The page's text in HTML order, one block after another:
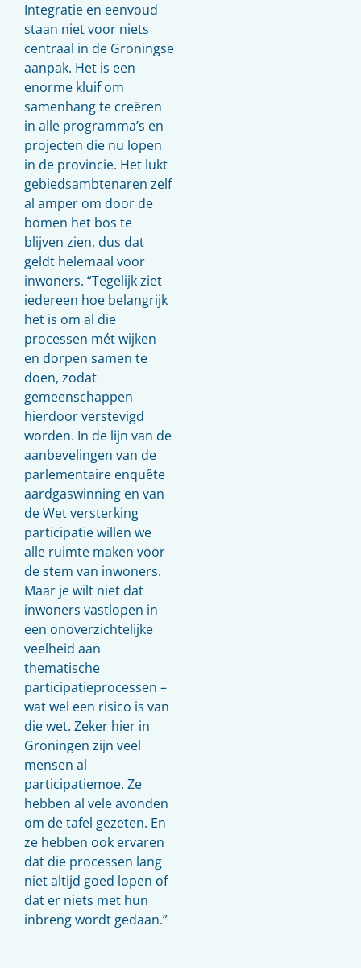
Integratie en eenvoud
staan niet voor niets
centraal in de Groningse
aanpak. Het is een
enorme kluif om
samenhang te creëren
in alle programma’s en
projecten die nu lopen
in de provincie. Het lukt
gebiedsambtenaren zelf
al amper om door de
bomen het bos te
blijven zien, dus dat
geldt helemaal voor
inwoners. “Tegelijk ziet
iedereen hoe belangrijk
het is om al die
processen mét wijken
en dorpen samen te
doen, zodat
gemeenschappen
hierdoor verstevigd
worden. In de lijn van de
aanbevelingen van de
parlementaire enquête
aardgaswinning en van
de Wet versterking
participatie willen we
alle ruimte maken voor
de stem van inwoners.
Maar je wilt niet dat
inwoners vastlopen in
een onoverzichtelijke
veelheid aan
thematische
participatieprocessen –
wat wel een risico is van
die wet. Zeker hier in
Groningen zijn veel
mensen al
participatiemoe. Ze
hebben al vele avonden
om de tafel gezeten. En
ze hebben ook ervaren
dat die processen lang
niet altijd goed lopen of
dat er niets met hun
inbreng wordt gedaan.”